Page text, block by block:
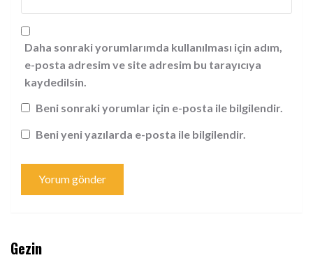
Daha sonraki yorumlarımda kullanılması için adım,
e-posta adresim ve site adresim bu tarayıcıya
kaydedilsin.
Beni sonraki yorumlar için e-posta ile bilgilendir.
Beni yeni yazılarda e-posta ile bilgilendir.
Gezin